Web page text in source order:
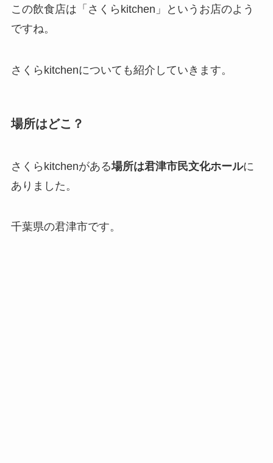
この飲食店は「さくらkitchen」というお店のよう
ですね。
さくらkitchenについても紹介していきます。
場所はどこ？
さくらkitchenがある場所は君津市民文化ホールに
ありました。
千葉県の君津市です。